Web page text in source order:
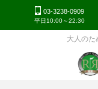
大人のた
03-3238-0909
平日10:00～22:30